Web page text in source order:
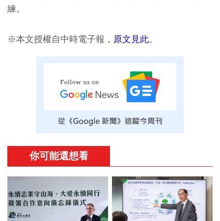
練。
※本文授權自中時電子報， 原文見此。